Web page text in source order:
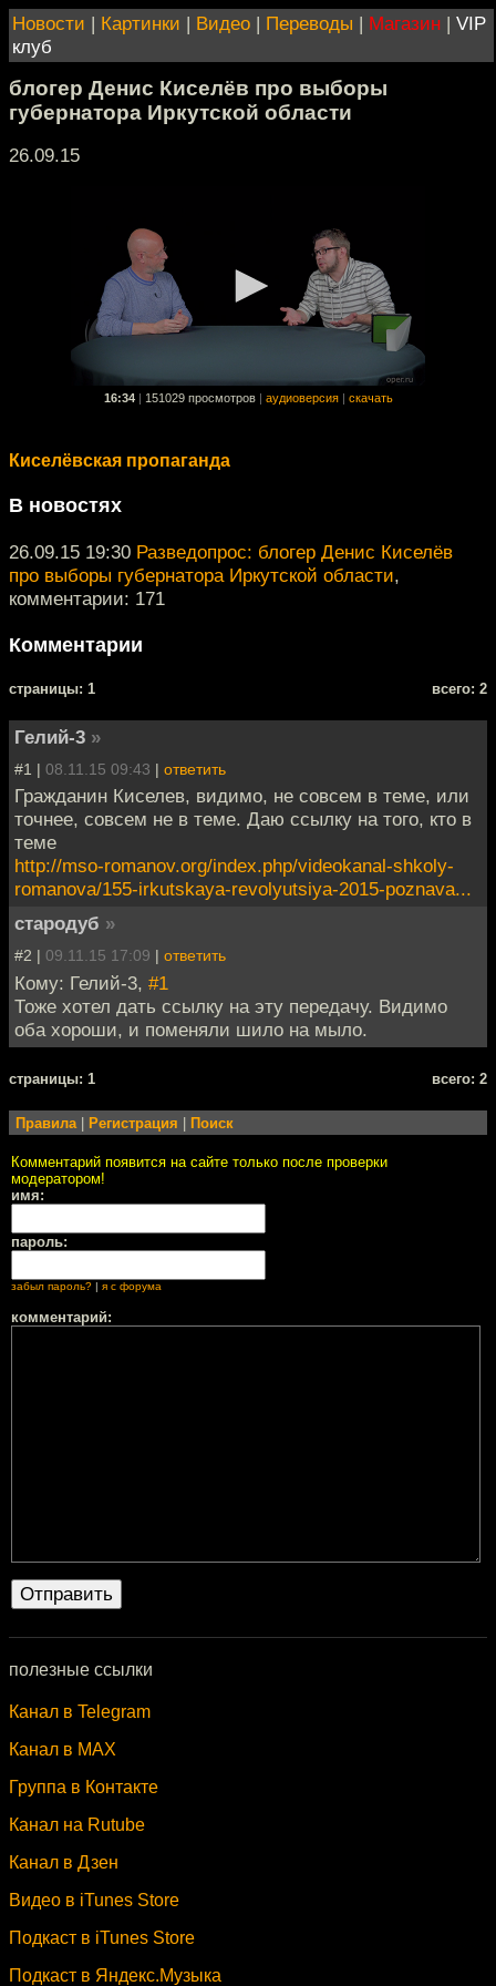
Новости | Картинки | Видео | Переводы | Магазин | VIP
клуб
блогер Денис Киселёв про выборы
губернатора Иркутской области
26.09.15
16:34 151029 просмотров аудиоверсия скачать
Киселёвская пропаганда
В новостях
26.09.15 19:30 Разведопрос: блогер Денис Киселёв
про выборы губернатора Иркутской области,
комментарии: 171
Комментарии
cтраницы: 1 всего: 2
Гелий-3 »
#1 | 08.11.15 09:43 | ответить
Гражданин Киселев, видимо, не совсем в теме, или
точнее, совсем не в теме. Даю ссылку на того, кто в
теме
http://mso-romanov.org/index.php/videokanal-shkoly-
romanova/155-irkutskaya-revolyutsiya-2015-poznava...
стародуб »
#2 | 09.11.15 17:09 | ответить
Кому: Гелий-3, #1
Тоже хотел дать ссылку на эту передачу. Видимо
оба хороши, и поменяли шило на мыло.
cтраницы: 1 всего: 2
Правила | Регистрация | Поиск
Комментарий появится на сайте только после проверки
модератором!
имя:
пароль:
забыл пароль? | я с форума
комментарий:
полезные ссылки
Канал в Telegram
Канал в MAX
Группа в Контакте
Канал на Rutube
Канал в Дзен
Видео в iTunes Store
Подкаст в iTunes Store
Подкаст в Яндекс.Музыка